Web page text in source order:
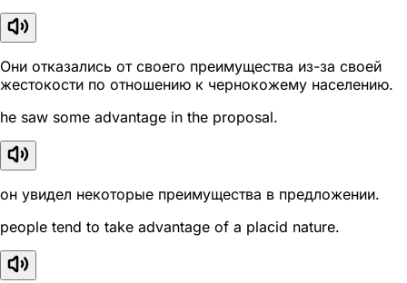
Они отказались от своего преимущества из-за своей
жестокости по отношению к чернокожему населению.
he saw some advantage in the proposal.
он увидел некоторые преимущества в предложении.
people tend to take advantage of a placid nature.